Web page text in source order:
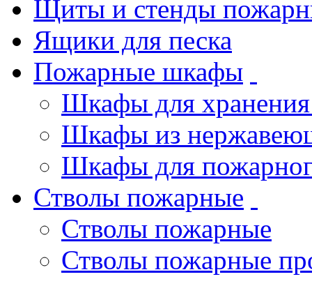
Щиты и стенды
Ящики для песка
Пожарные шкафы
Шкафы для хранения
Шкафы из
Шкафы для
Стволы пожарные
Стволы пожарные
Стволы пожарные